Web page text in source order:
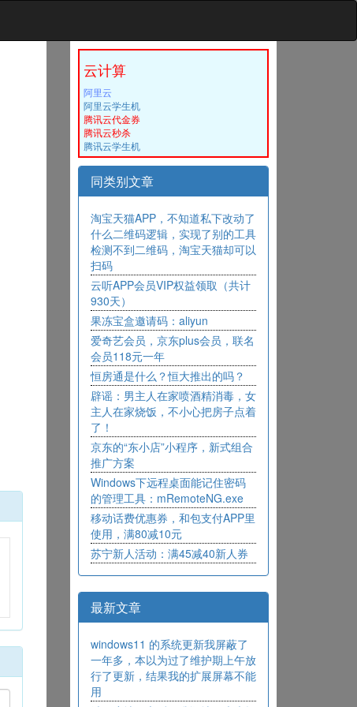
云计算
阿里云
阿里云学生机
腾讯云代金券
腾讯云秒杀
腾讯云学生机
同类别文章
淘宝天猫APP，不知道私下改动了
什么二维码逻辑，实现了别的工具
检测不到二维码，淘宝天猫却可以
扫码
云听APP会员VIP权益领取（共计
930天）
果冻宝盒邀请码：aliyun
爱奇艺会员，京东plus会员，联名
会员118元一年
恒房通是什么？恒大推出的吗？
辟谣：男主人在家喷酒精消毒，女
主人在家烧饭，不小心把房子点着
了！
京东的“东小店”小程序，新式组合
推广方案
Windows下远程桌面能记住密码
的管理工具：mRemoteNG.exe
移动话费优惠券，和包支付APP里
使用，满80减10元
苏宁新人活动：满45减40新人券
最新文章
windows11 的系统更新我屏蔽了
一年多，本以为过了维护期上午放
行了更新，结果我的扩展屏幕不能
用